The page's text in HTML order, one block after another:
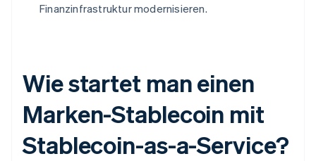
Finanzinfrastruktur modernisieren.
Wie startet man einen
Marken-Stablecoin mit
Stablecoin-as-a-Service?